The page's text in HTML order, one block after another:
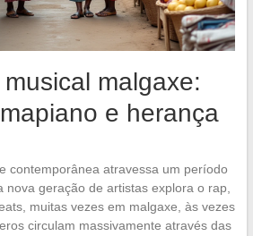
malgaxe:
e herança
contemporânea atravessa um período
nova geração de artistas explora o rap,
muitas vezes em malgaxe, às vezes
circulam massivamente através das